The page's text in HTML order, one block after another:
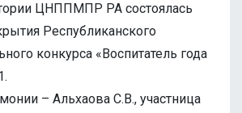
ЦНППМПР РА состоялась
Республиканского
конкурса «Воспитатель года
– Альхаова С.В., участница